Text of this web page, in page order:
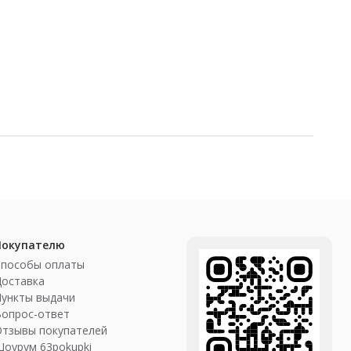
оплаты
выдачи
ответ
покупателей
63pokupki